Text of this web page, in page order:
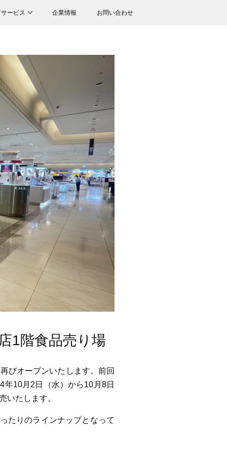
ービス 企業情報 お問い合わせ
1階食品売り場
びオープンいたします。前回
10月2日（水）から10月8日
いたします。
たりのラインナップとなって